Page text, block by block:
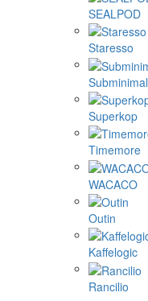
SEALPOD
Staresso
Subminimal
Superkop
Timemore
WACACO
Outin
Kaffelogic
Rancilio